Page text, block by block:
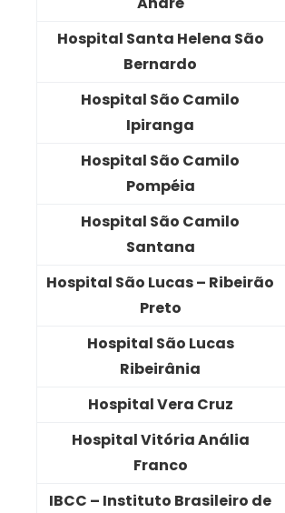
Hospital Santa Helena São
Bernardo
Hospital São Camilo
Ipiranga
Hospital São Camilo
Pompéia
Hospital São Camilo
Santana
Hospital São Lucas – Ribeirão
Preto
Hospital São Lucas
Ribeirânia
Hospital Vera Cruz
Hospital Vitória Anália
Franco
IBCC – Instituto Brasileiro de